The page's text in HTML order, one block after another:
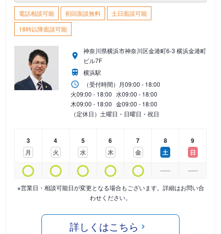
電話相談可能 初回面談無料
土日面談可能
18時以降面談可能
神奈川県横浜市神奈川区金港町6-3 横浜金港町
ビル7F
横浜駅
（受付時間） 月09:00 - 18:00
火09:00 - 18:00 水09:00 - 18:00
木09:00 - 18:00 金09:00 - 18:00
（定休日）土曜日・日曜日・祝日
3
月
4
火
5
水
6
木
7
金
8
土
9
日
※営業日・相談可能日が変更となる場合もございます。詳細はお問い合
わせください。
詳しくはこちら